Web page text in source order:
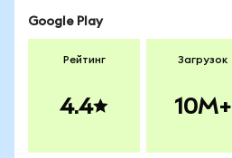
Google Play
Рейтинг
4.4
Загрузок
10M+